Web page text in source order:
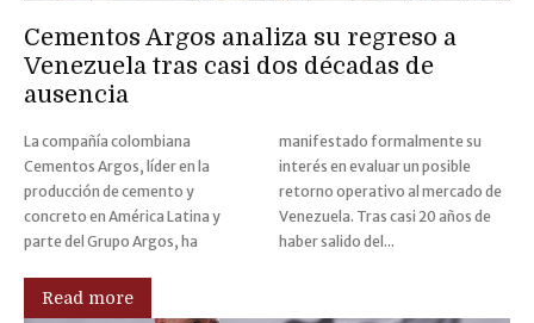
Cementos Argos analiza su regreso a
Venezuela tras casi dos décadas de
ausencia
La compañía colombiana
Cementos Argos, líder en la
producción de cemento y
concreto en América Latina y
parte del Grupo Argos, ha
manifestado formalmente su
interés en evaluar un posible
retorno operativo al mercado de
Venezuela. Tras casi 20 años de
haber salido del...
Read more